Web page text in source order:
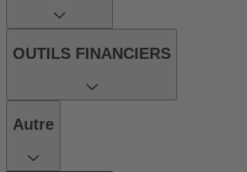
OUTILS FINANCIERS
Autre